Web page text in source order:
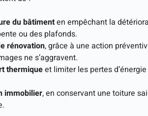
du bâtimenten empêchant la
ou des plafonds.
rénovation, grâce à une action
ne s’aggravent.
thermiqueet limiter les pertes
immobilier, en conservant une toiture